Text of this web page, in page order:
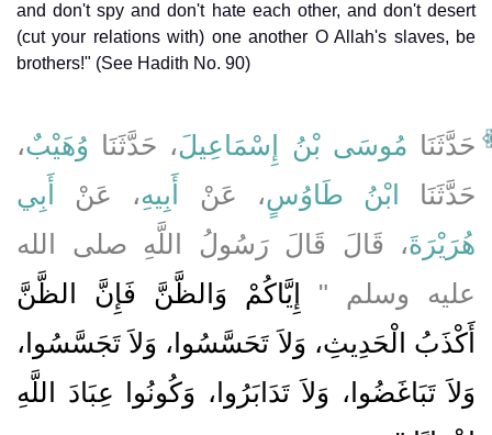
and don't spy and don't hate each other, and don't desert
(cut your relations with) one another O Allah's slaves, be
brothers!" (See Hadith No. 90)
حَدَّثَنَا مُوسَى بْنُ إِسْمَاعِيلَ، حَدَّثَنَا وُهَيْبٌ،
حَدَّثَنَا
ابْنُ طَاوُسٍ، عَنْ أَبِيهِ، عَنْ
أَبِي
هُرَيْرَةَ، قَالَ قَالَ رَسُولُ اللَّهِ صلى الله
عليه وسلم ‏"‏
إِيَّاكُمْ وَالظَّنَّ فَإِنَّ الظَّنَّ
أَكْذَبُ الْحَدِيثِ، وَلاَ تَحَسَّسُوا، وَلاَ تَجَسَّسُوا،
وَلاَ تَبَاغَضُوا، وَلاَ تَدَابَرُوا، وَكُونُوا عِبَادَ اللَّهِ